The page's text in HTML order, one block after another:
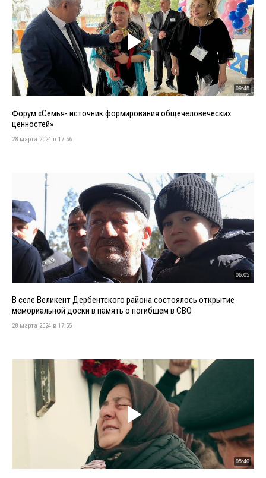
09:48
Форум «Семья- источник формирования общечеловеческих
ценностей»
28 марта 2024 в 17:56
06:05
В селе Великент Дербентского района состоялось открытие
мемориальной доски в память о погибшем в СВО
28 марта 2024 в 17:55
05:40